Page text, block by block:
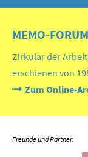
MEMO-FORUM
Zirkular der
erschienen von
Zum Online-